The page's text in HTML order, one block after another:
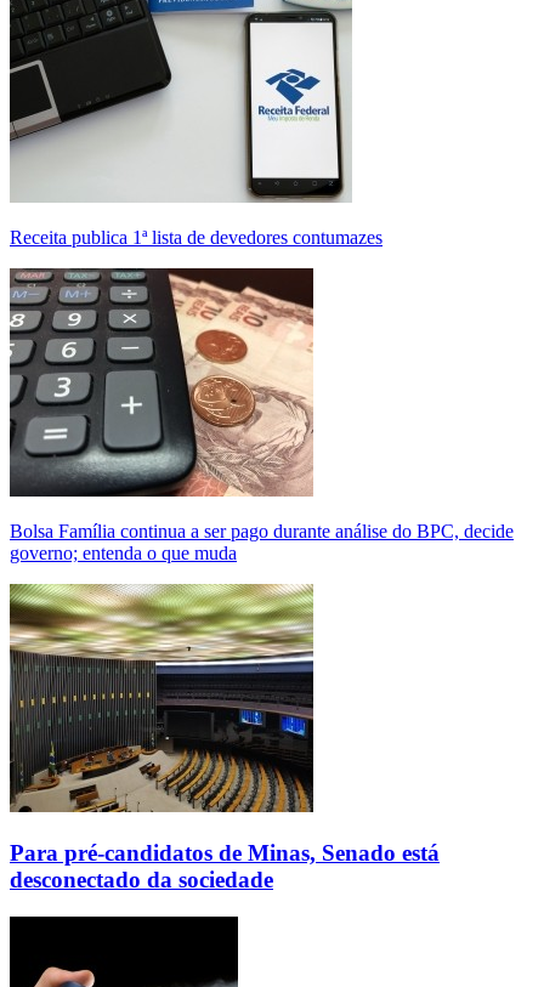
Receita publica 1ª lista de devedores contumazes
Bolsa Família continua a ser pago durante análise do BPC, decide
governo; entenda o que muda
Para pré-candidatos de Minas, Senado está
desconectado da sociedade